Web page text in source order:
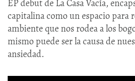
EP debut de La Casa Vacía,
capitalina como un espacio para
ambiente que nos rodea a los
mismo puede ser la causa de
ansiedad.